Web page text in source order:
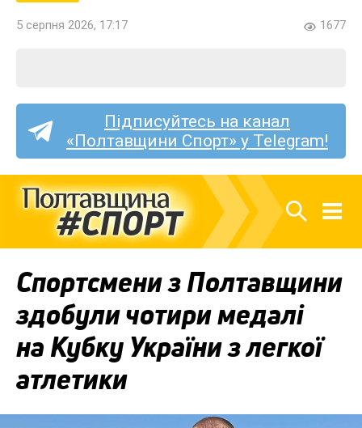
5 серпня 2026, 17:17 1677
Підписуйтесь на канал
«Полтавщини Спорт» у Telegram!
Спортсмени з Полтавщини
здобули чотири медалі
на Кубку України з легкої
атлетики